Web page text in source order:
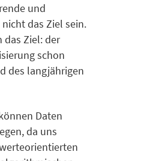
und
das Ziel sein.
das Ziel: der
schon
des langjährigen
Daten
da uns